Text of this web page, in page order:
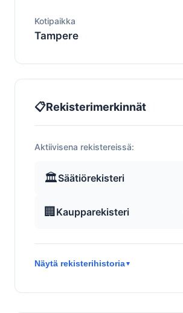
Kotipaikka
Tampere
📋Rekisterimerkinnät
Aktiivisena rekistereissä:
🏛️Säätiörekisteri
🏢 Kaupparekisteri
Näytä rekisterihistoria▼